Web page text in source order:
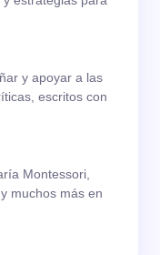
y apoyar a las
escritos con
Montessori,
muchos más en